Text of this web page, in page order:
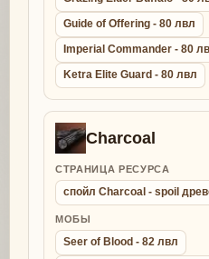
Guide of Offering - 80 лвл
Imperial Commander - 80
Ketra Elite Guard - 80 лвл
Charcoal
СТРАНИЦА РЕСУРСА
спойл Charcoal - spoil
МОБЫ
Seer of Blood - 82 лвл